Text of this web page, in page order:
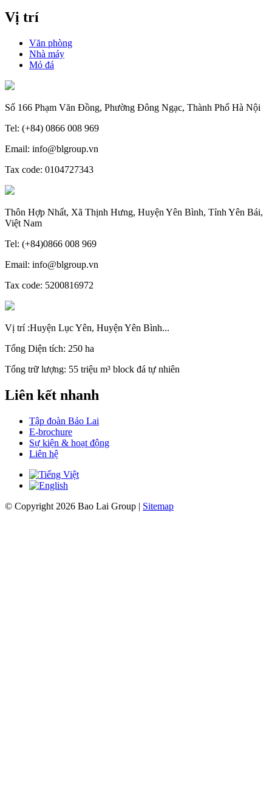
Vị trí
Văn phòng
Nhà máy
Mỏ đá
Số 166 Phạm Văn Đồng, Phường Đông Ngạc, Thành Phố Hà Nội
Tel: (+84) 0866 008 969
Email: info@blgroup.vn
Tax code: 0104727343
Thôn Hợp Nhất, Xã Thịnh Hưng, Huyện Yên Bình, Tỉnh Yên Bái,
Việt Nam
Tel: (+84)0866 008 969
Email: info@blgroup.vn
Tax code: 5200816972
Vị trí :Huyện Lục Yên, Huyện Yên Bình...
Tổng Diện tích: 250 ha
Tổng trữ lượng: 55 triệu m³ block đá tự nhiên
Liên kết nhanh
Tập đoàn Bảo Lai
E-brochure
Sự kiện & hoạt động
Liên hệ
© Copyright 2026 Bao Lai Group | Sitemap